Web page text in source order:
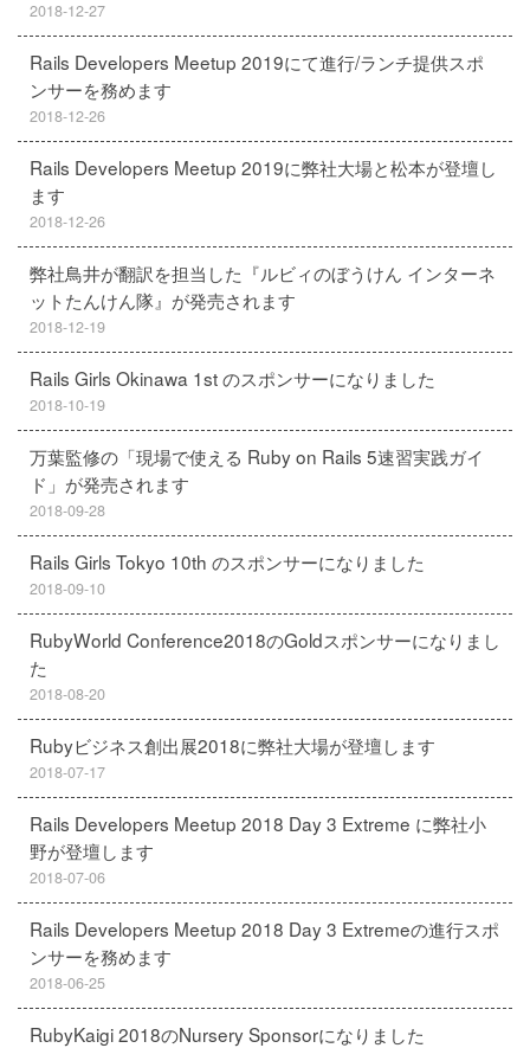
2018-12-27
Rails Developers Meetup 2019にて進行/ランチ提供スポ
ンサーを務めます
2018-12-26
Rails Developers Meetup 2019に弊社大場と松本が登壇し
ます
2018-12-26
弊社鳥井が翻訳を担当した『ルビィのぼうけん インターネ
ットたんけん隊』が発売されます
2018-12-19
Rails Girls Okinawa 1st のスポンサーになりました
2018-10-19
万葉監修の「現場で使える Ruby on Rails 5速習実践ガイ
ド」が発売されます
2018-09-28
Rails Girls Tokyo 10th のスポンサーになりました
2018-09-10
RubyWorld Conference2018のGoldスポンサーになりまし
た
2018-08-20
Rubyビジネス創出展2018に弊社大場が登壇します
2018-07-17
Rails Developers Meetup 2018 Day 3 Extreme に弊社小
野が登壇します
2018-07-06
Rails Developers Meetup 2018 Day 3 Extremeの進行スポ
ンサーを務めます
2018-06-25
RubyKaigi 2018のNursery Sponsorになりました